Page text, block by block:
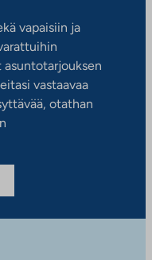
vapaisiin ja
asuntotarjouksen
vastaavaa
otathan